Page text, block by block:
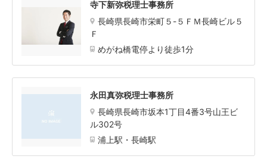
寺下新弥税理士事務所
長崎県長崎市栄町５-５ＦＭ長崎ビル５
Ｆ
めがね橋電停より徒歩1分
永田真弥税理士事務所
長崎県長崎市坂本1丁目4番3号山王ビ
ル302号
浦上駅・長崎駅